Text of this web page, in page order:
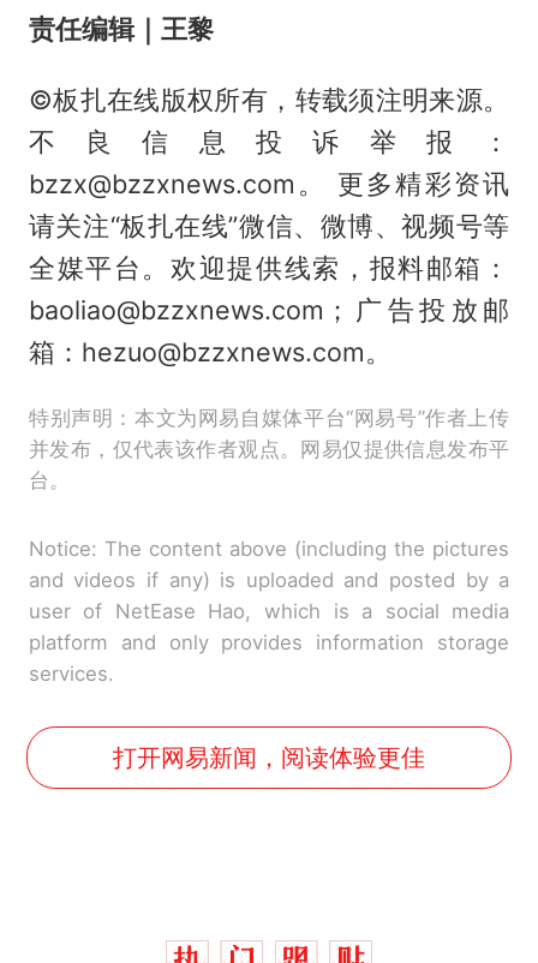
责任编辑｜王黎
©板扎在线版权所有，转载须注明来源。
不良信息投诉举报：
bzzx@bzzxnews.com。 更多精彩资讯
请关注“板扎在线”微信、微博、视频号等
全媒平台。欢迎提供线索，报料邮箱：
baoliao@bzzxnews.com；广告投放邮
箱：hezuo@bzzxnews.com。
特别声明：本文为网易自媒体平台“网易号”作者上传
并发布，仅代表该作者观点。网易仅提供信息发布平
台。
Notice: The content above (including the pictures
and videos if any) is uploaded and posted by a
user of NetEase Hao, which is a social media
platform and only provides information storage
services.
打开网易新闻，阅读体验更佳